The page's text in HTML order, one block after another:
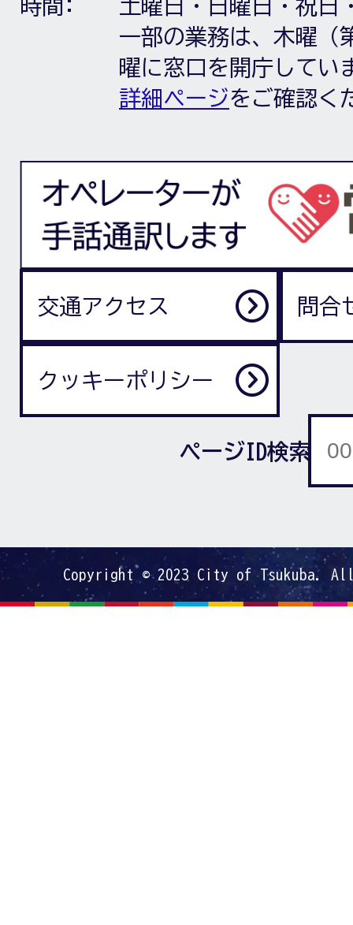
時間:
土曜日・日曜日・祝日
一部の業務は、木曜（
曜に窓口を開庁してい
詳細ページをご確認く
交通アクセス 問合
クッキーポリシー
ページID検索
Copyright © 2023 City of Tsukuba.